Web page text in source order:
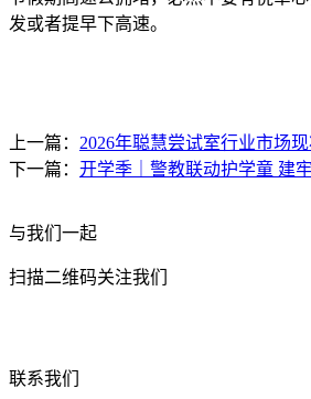
发或者提早下高速。
上一篇： 2026年聪慧尝试室行业市场
下一篇： 开学季｜警教联动护学童
与我们一起
扫描二维码关注我们
联系我们